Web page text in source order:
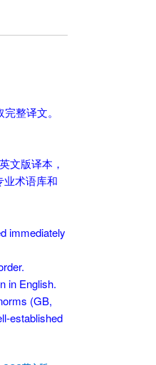
整译文。
文版译本，
业术语库和
immediately
in English.
(GB,
established